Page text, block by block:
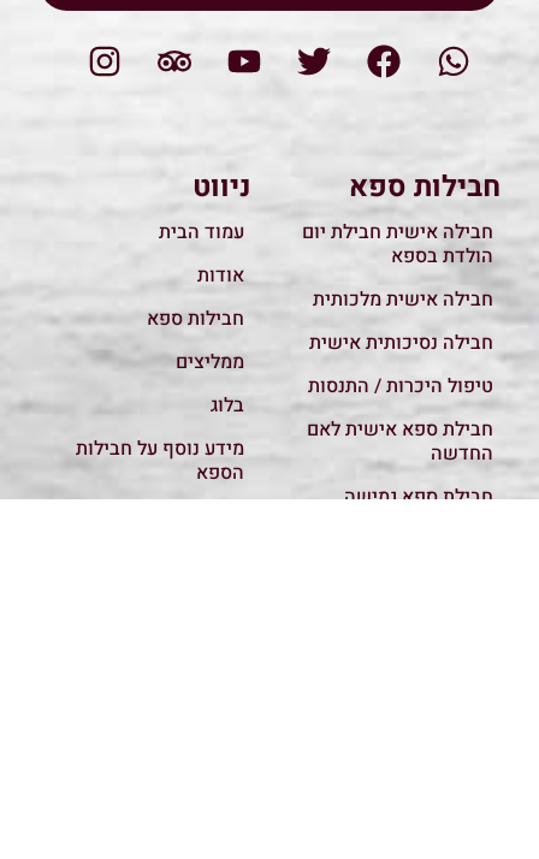
ניווט
עמוד הבית
אודות
חבילות ספא
ממליצים
בלוג
מידע נוסף על חבילות
הספא
חבילות ספא
חבילה אישית חבילת יום
הולדת בספא
חבילה אישית מלכותית
חבילה נסיכותית אישית
טיפול היכרות / התנסות
חבילת ספא אישית לאם
החדשה
חבילת ספא גמישה